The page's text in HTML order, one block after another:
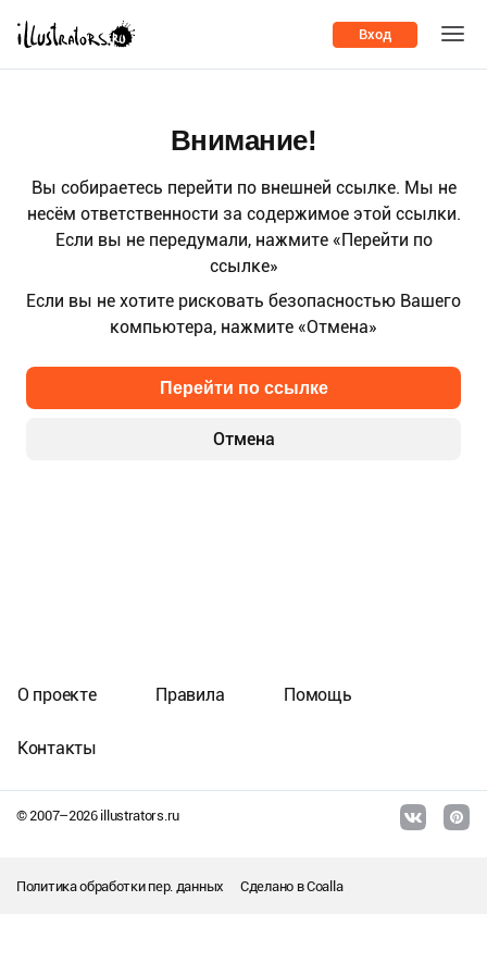
Вход
Внимание!
Вы собираетесь перейти по внешней ссылке. Мы не
несём ответственности за содержимое этой ссылки.
Если вы не передумали, нажмите «Перейти по
ссылке»
Если вы не хотите рисковать безопасностью Вашего
компьютера, нажмите «Отмена»
Отмена
Перейти по ссылке
© 2007–2026illustrators.ru
О проекте Правила Помощь
Контакты
Политика обработки пер. данных Сделано вCoalla